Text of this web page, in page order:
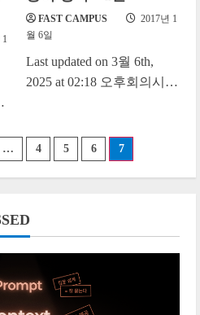
1
FAST CAMPUS
2017년 1
월 6일
Last updated on 3월 6th,
2025 at 02:18 오후회의시간
… 4 5 6 7